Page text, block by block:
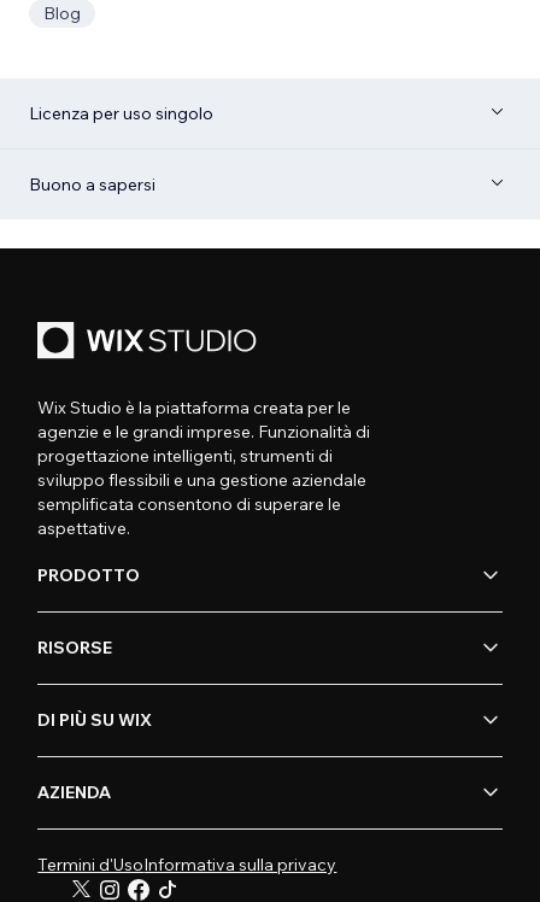
Blog
Licenza per uso singolo
Buono a sapersi
Wix Studio è la piattaforma creata per le
agenzie e le grandi imprese. Funzionalità di
progettazione intelligenti, strumenti di
sviluppo flessibili e una gestione aziendale
semplificata consentono di superare le
aspettative.
PRODOTTO
RISORSE
DI PIÙ SU WIX
AZIENDA
Termini d'UsoInformativa sulla privacy